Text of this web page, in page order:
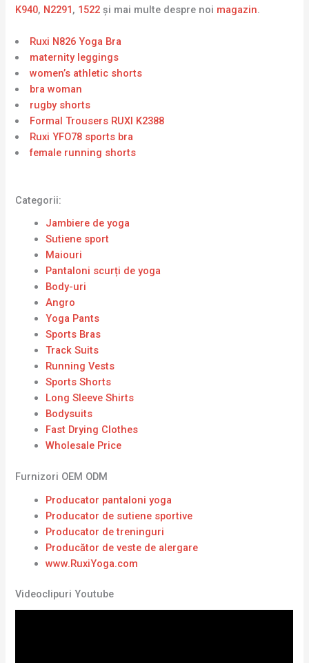
K940, N2291, 1522și mai multe despre noi magazin.
Ruxi N826 Yoga Bra
maternity leggings
women’s athletic shorts
bra woman
rugby shorts
Formal Trousers RUXI K2388
Ruxi YFO78 sports bra
female running shorts
Categorii:
Jambiere de yoga
Sutiene sport
Maiouri
Pantaloni scurți de yoga
Body-uri
Angro
Yoga Pants
Sports Bras
Track Suits
Running Vests
Sports Shorts
Long Sleeve Shirts
Bodysuits
Fast Drying Clothes
Wholesale Price
Furnizori OEM ODM
Producator pantaloni yoga
Producator de sutiene sportive
Producator de treninguri
Producător de veste de alergare
www.RuxiYoga.com
Videoclipuri Youtube